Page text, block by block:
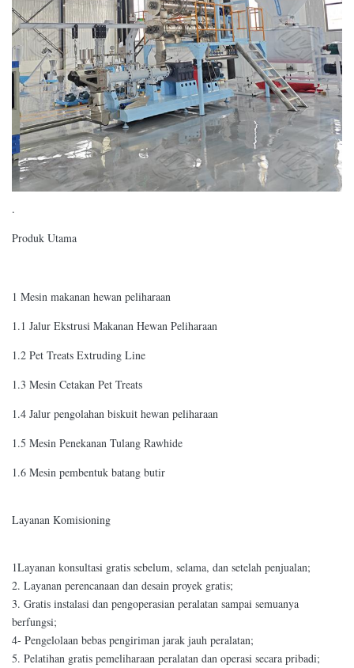
.
Produk Utama
1 Mesin makanan hewan peliharaan
1.1 Jalur Ekstrusi Makanan Hewan Peliharaan
1.2 Pet Treats Extruding Line
1.3 Mesin Cetakan Pet Treats
1.4 Jalur pengolahan biskuit hewan peliharaan
1.5 Mesin Penekanan Tulang Rawhide
1.6 Mesin pembentuk batang butir
Layanan Komisioning
1Layanan konsultasi gratis sebelum, selama, dan setelah penjualan;
2. Layanan perencanaan dan desain proyek gratis;
3. Gratis instalasi dan pengoperasian peralatan sampai semuanya
berfungsi;
4- Pengelolaan bebas pengiriman jarak jauh peralatan;
5. Pelatihan gratis pemeliharaan peralatan dan operasi secara pribadi;